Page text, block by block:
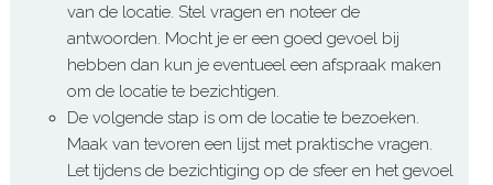
van de locatie. Stel vragen en noteer de
antwoorden. Mocht je er een goed gevoel bij
hebben dan kun je eventueel een afspraak maken
om de locatie te bezichtigen.
De volgende stap is om de locatie te bezoeken.
Maak van tevoren een lijst met praktische vragen.
Let tijdens de bezichtiging op de sfeer en het gevoel